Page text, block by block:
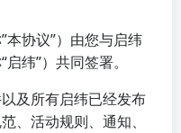
本协议”）由您与启纬
纬”）共同签署。
及所有启纬已经发布
、活动规则、通知、